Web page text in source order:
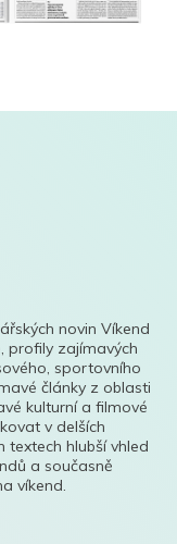
novin Víkend
profily zajímavých
sportovního
články z oblasti
kulturní a filmové
v delších
textech hlubší vhled
a současně
víkend.